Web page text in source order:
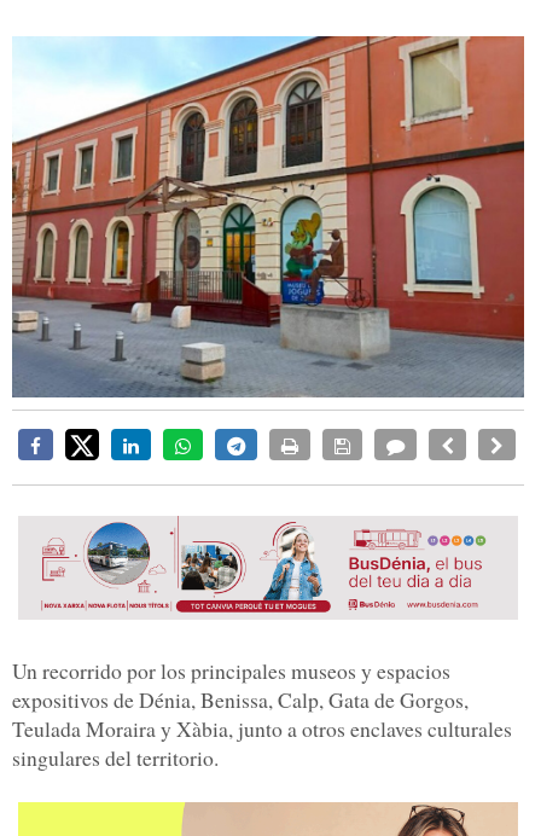
Un recorrido por los principales museos y espacios
expositivos de Dénia, Benissa, Calp, Gata de Gorgos,
Teulada Moraira y Xàbia, junto a otros enclaves culturales
singulares del territorio.